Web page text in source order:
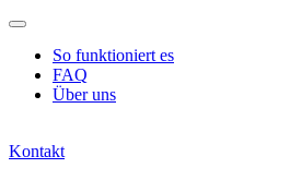
Zum
springenSo funktioniert es
FAQ
Über uns
Kontakt